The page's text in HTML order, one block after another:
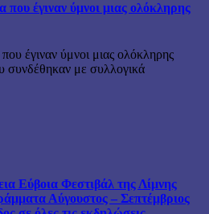
που έγιναν ύμνοι μιας ολόκληρης
έγιναν ύμνοι μιας ολόκληρης
συνδέθηκαν με συλλογικά
Εύβοια Φεστιβάλ της Λίμνης
Αύγουστος – Σεπτέμβριος